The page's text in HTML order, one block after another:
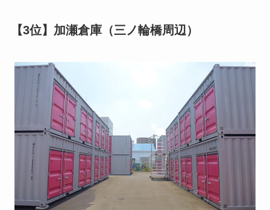
【3位】加瀬倉庫（三ノ輪橋周辺）